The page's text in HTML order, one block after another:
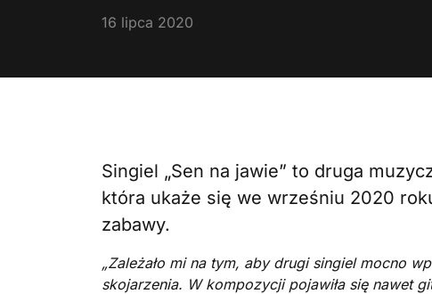
16 lipca 2020
Singiel „Sen na jawie” to druga
która ukaże się we wrześniu 2020
zabawy.
„Zależało mi na tym, aby drugi singiel mocno
skojarzenia. W kompozycji pojawiła się nawet